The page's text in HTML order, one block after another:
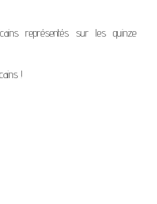
représentés sur les quinze
!